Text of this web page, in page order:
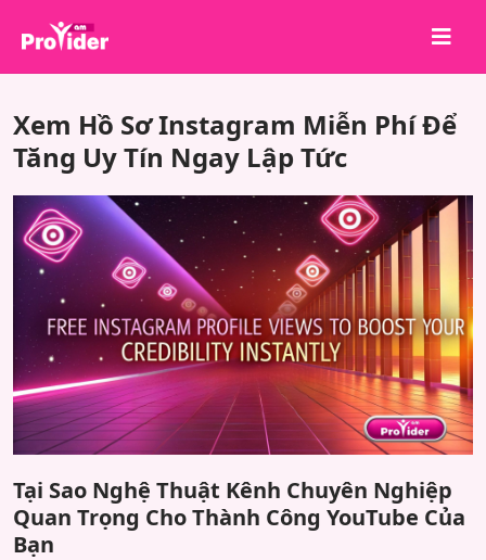
Về chúng tôi
Đăng ký
Dịch vụ
API
Điều khoản
Blog
Xem Hồ Sơ Instagram Miễn Phí Để
Tăng Uy Tín Ngay Lập Tức
Tại Sao Nghệ Thuật Kênh Chuyên Nghiệp
Quan Trọng Cho Thành Công YouTube Của
Bạn